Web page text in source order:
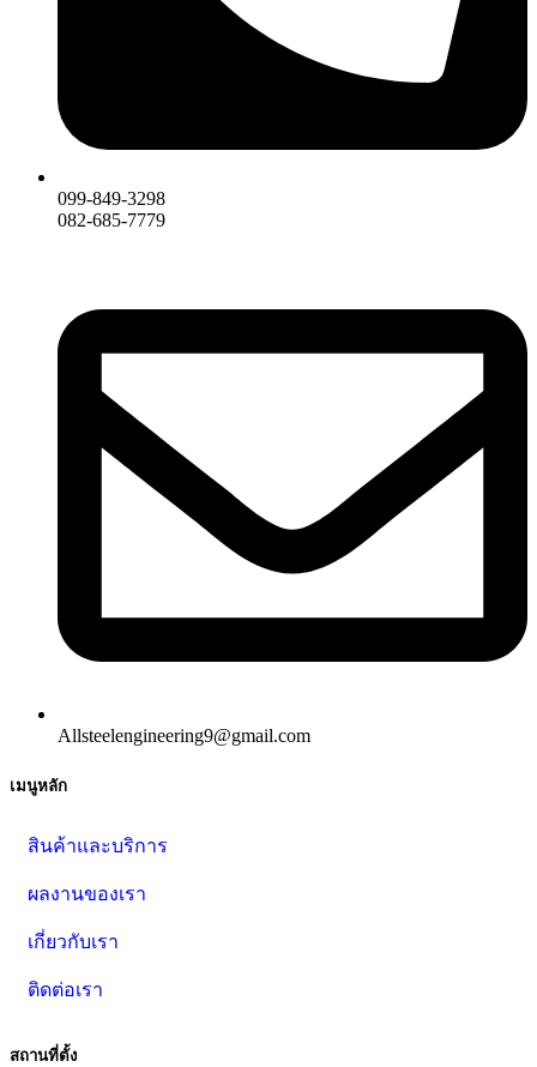
099-849-3298
082-685-7779
Allsteelengineering9@gmail.com
เมนูหลัก
สินค้าและบริการ
ผลงานของเรา
เกี่ยวกับเรา
ติดต่อเรา
สถานที่ตั้ง